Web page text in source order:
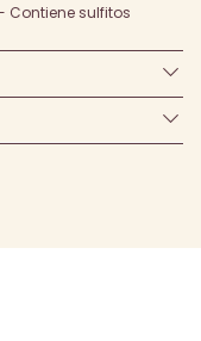
Contiene sulfitos